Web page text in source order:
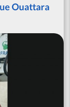
Ouattara